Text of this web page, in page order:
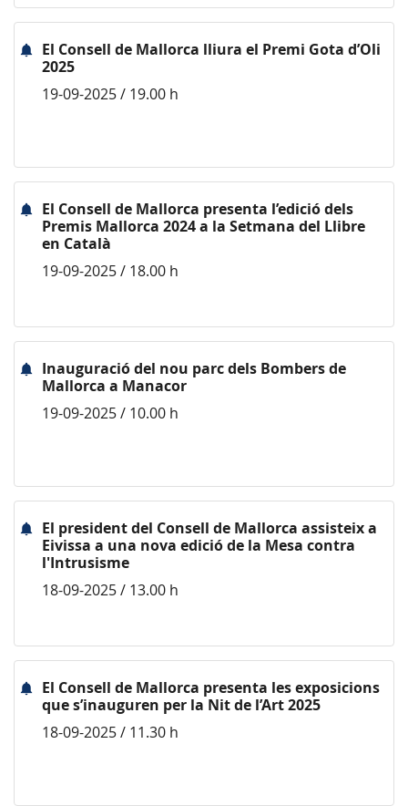
El Consell de Mallorca lliura el Premi Gota d’Oli
2025
19-09-2025 / 19.00 h
El Consell de Mallorca presenta l’edició dels
Premis Mallorca 2024 a la Setmana del Llibre
en Català
19-09-2025 / 18.00 h
Inauguració del nou parc dels Bombers de
Mallorca a Manacor
19-09-2025 / 10.00 h
El president del Consell de Mallorca assisteix a
Eivissa a una nova edició de la Mesa contra
l'Intrusisme
18-09-2025 / 13.00 h
El Consell de Mallorca presenta les exposicions
que s’inauguren per la Nit de l’Art 2025
18-09-2025 / 11.30 h